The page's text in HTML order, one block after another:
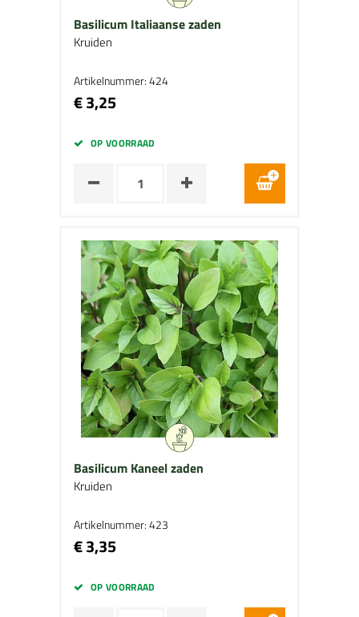
Basilicum Italiaanse zaden
Kruiden
Artikelnummer: 424
€ 3,25
OP VOORRAAD
Basilicum Kaneel zaden
Kruiden
Artikelnummer: 423
€ 3,35
OP VOORRAAD